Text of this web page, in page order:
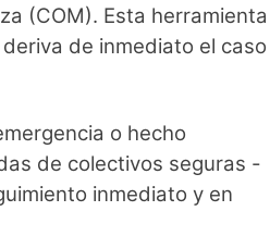
(COM). Esta herramienta
de inmediato el caso
o hecho
de colectivos seguras -
inmediato y en